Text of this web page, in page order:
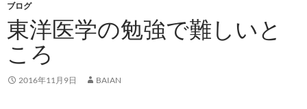
ブログ
東洋医学の勉強で難しいと
ころ
2016年11月9日 BAIAN